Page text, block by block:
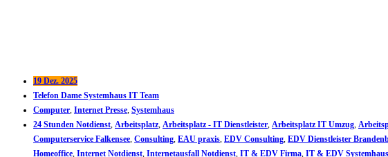
19 Dez. 2025
Telefon Dame Systemhaus IT Team
Computer Internet Presse Systemhaus
24 Stunden Notdienst Arbeitsplatz Arbeitsplatz - IT Dienstleister Arbeitsplatz IT Umzug
Computerservice Falkensee Consulting EAU praxis EDV Consulting EDV Dienstleister
Homeoffice Internet Notdienst Internetausfall Notdienst IT & EDV Firma IT & EDV Systemhaus